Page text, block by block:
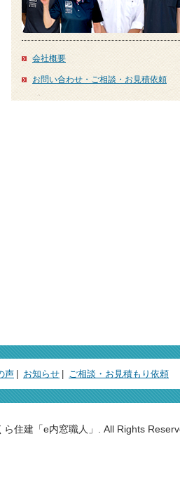
会社概要
お問い合わせ・ご相談・お見積依頼
声 お知らせ ご相談・お見積もり依頼
住建「e内窓職人」. All Rights